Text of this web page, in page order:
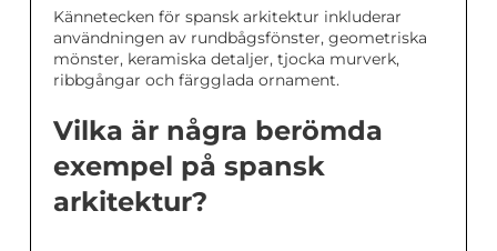
Kännetecken för spansk arkitektur inkluderar
användningen av rundbågsfönster, geometriska
mönster, keramiska detaljer, tjocka murverk,
ribbgångar och färgglada ornament.
Vilka är några berömda
exempel på spansk
arkitektur?